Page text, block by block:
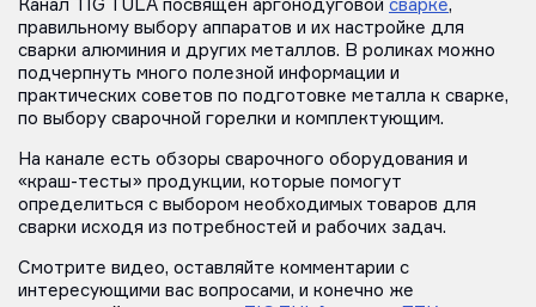
Канал TIG TULA посвящен аргонодуговой сварке,
правильному выбору аппаратов и их настройке для
сварки алюминия и других металлов. В роликах можно
подчерпнуть много полезной информации и
практических советов по подготовке металла к сварке,
по выбору сварочной горелки и комплектующим.
На канале есть обзоры сварочного оборудования и
«краш-тесты» продукции, которые помогут
определиться с выбором необходимых товаров для
сварки исходя из потребностей и рабочих задач.
Смотрите видео, оставляйте комментарии с
интересующими вас вопросами, и конечно же